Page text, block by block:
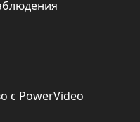
с PowerVideo